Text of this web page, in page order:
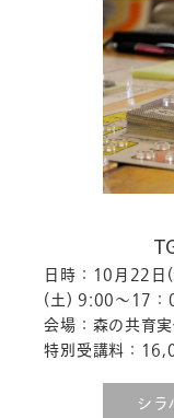
日時：10月22
(土) 9:00～17：
会場：森の共育実
特別受講料：
シラ